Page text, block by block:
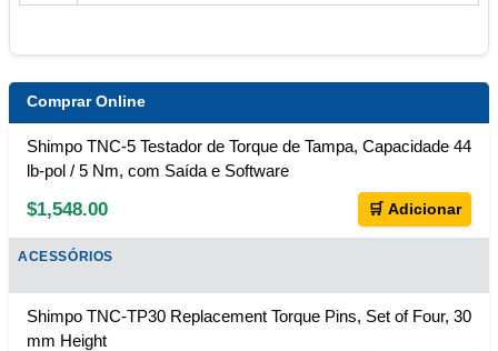
Comprar Online
Shimpo TNC-5 Testador de Torque de Tampa, Capacidade 44
lb-pol / 5 Nm, com Saída e Software
$1,548.00 🛒 Adicionar
ACESSÓRIOS
Shimpo TNC-TP30 Replacement Torque Pins, Set of Four, 30
mm Height